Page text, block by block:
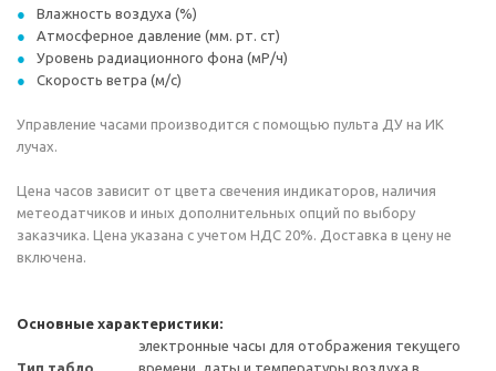
Влажность воздуха (%)
Атмосферное давление (мм. рт. ст)
Уровень радиационного фона (мР/ч)
Скорость ветра (м/с)
Управление часами производится c помощью пульта ДУ на ИК
лучах.
Цена часов зависит от цвета свечения индикаторов, наличия
метеодатчиков и иных дополнительных опций по выбору
заказчика. Цена указана c учетом НДС 20%. Доставка в цену не
включена.
Основные характеристики:
Тип табло
электронные часы для отображения текущего
времени, даты и температуры воздуха в